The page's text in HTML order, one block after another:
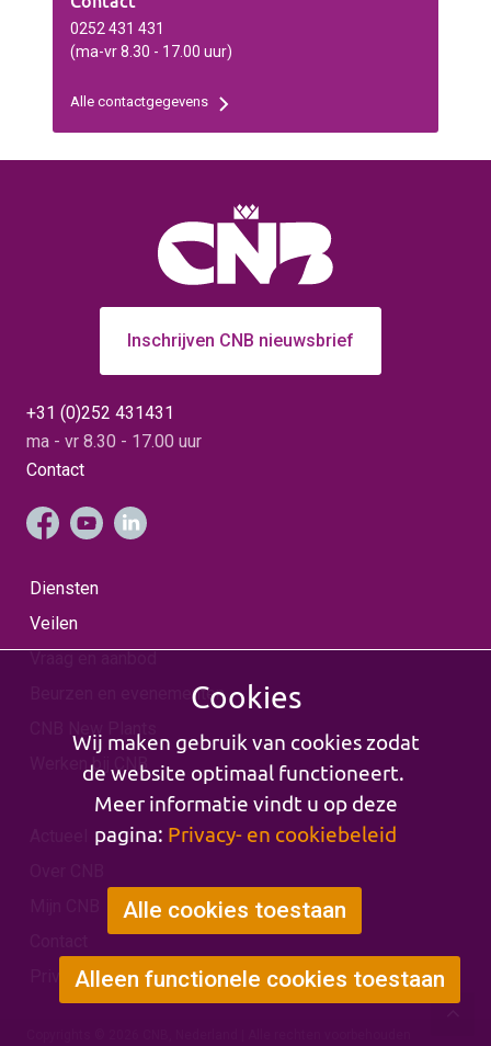
0252 431 431
(ma-vr 8.30 - 17.00 uur)
Alle contactgegevens
Inschrijven CNB nieuwsbrief
+31 (0)252 431431
ma - vr 8.30 - 17.00 uur
Contact
Diensten
Veilen
Beurzen en evenementen
Werken bij CNB
Privacy & Cookies
Cookies
Wij maken gebruik van cookies zodat
de website optimaal functioneert.
Meer informatie vindt u op deze
pagina: Privacy- en cookiebeleid
Alle cookies toestaan
Alleen functionele cookies toestaan